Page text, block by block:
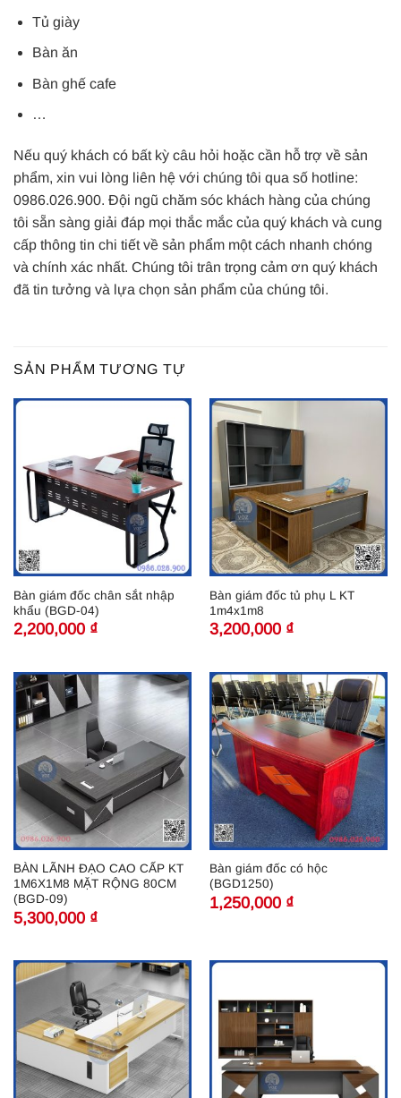
Tủ giày
Bàn ăn
Bàn ghế cafe
…
Nếu quý khách có bất kỳ câu hỏi hoặc cần hỗ trợ về sản
phẩm, xin vui lòng liên hệ với chúng tôi qua số hotline:
0986.026.900. Đội ngũ chăm sóc khách hàng của chúng
tôi sẵn sàng giải đáp mọi thắc mắc của quý khách và cung
cấp thông tin chi tiết về sản phẩm một cách nhanh chóng
và chính xác nhất. Chúng tôi trân trọng cảm ơn quý khách
đã tin tưởng và lựa chọn sản phẩm của chúng tôi.
SẢN PHẨM TƯƠNG TỰ
Bàn giám đốc chân sắt nhập
khẩu (BGD-04)
2,200,000 ₫
Bàn giám đốc tủ phụ L KT
1m4x1m8
3,200,000 ₫
BÀN LÃNH ĐẠO CAO CẤP KT
1M6X1M8 MẶT RỘNG 80CM
(BGD-09)
5,300,000 ₫
Bàn giám đốc có hộc
(BGD1250)
1,250,000 ₫